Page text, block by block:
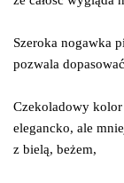
Szeroka nogawka
pozwala
Czekoladowy
elegancko, ale
z bielą, beżem,